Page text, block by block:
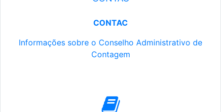
CONTAC
Informações sobre o Conselho Administrativo de
Contagem